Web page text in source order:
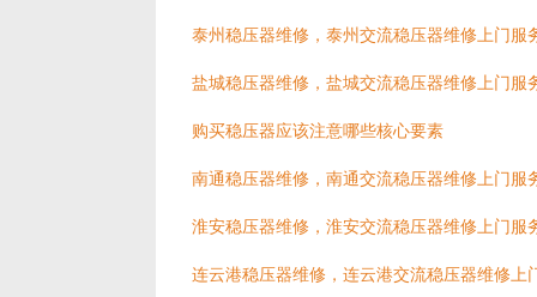
泰州稳压器维修，泰州交流稳压器维修上门服
盐城稳压器维修，盐城交流稳压器维修上门服
购买稳压器应该注意哪些核心要素
南通稳压器维修，南通交流稳压器维修上门服
淮安稳压器维修，淮安交流稳压器维修上门服
连云港稳压器维修，连云港交流稳压器维修上